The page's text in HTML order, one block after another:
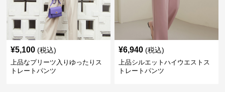
¥5,100 (税込)
上品なプリーツ入りゆったりス
トレートパンツ
¥6,940 (税込)
上品シルエットハイウエストス
トレートパンツ